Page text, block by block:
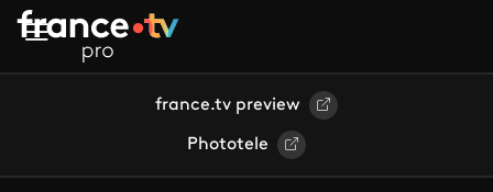
Aller au contenu principal
france.tv preview
Phototele